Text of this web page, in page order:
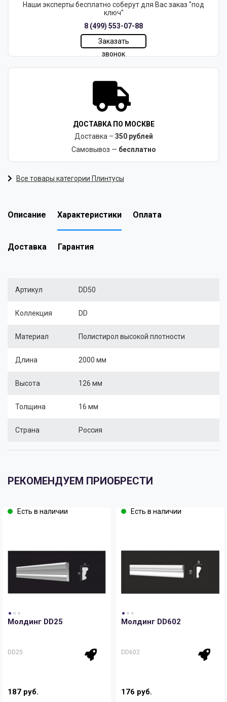
Наши эксперты бесплатно соберут для Вас заказ "под
ключ"
8 (499) 553-07-88
Заказать
звонок
ДОСТАВКА ПО МОСКВЕ
Доставка – 350 рублей
Самовывоз — бесплатно
Все товары категории Плинтусы
Описание Характеристики Оплата
Доставка Гарантия
Артикул DD50
Коллекция DD
Материал Полистирол высокой плотности
Длина 2000 мм
Высота 126 мм
Толщина 16 мм
Страна Россия
РЕКОМЕНДУЕМ ПРИОБРЕСТИ
Есть в наличии
Молдинг DD25
DD25
187 руб.
Есть в наличии
Молдинг DD602
DD602
176 руб.